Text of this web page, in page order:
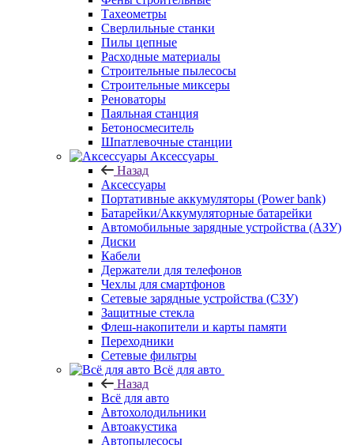
Тахеометры
Сверлильные станки
Пилы цепные
Расходные материалы
Строительные пылесосы
Строительные миксеры
Реноваторы
Паяльная станция
Бетоносмеситель
Шпатлевочные станции
Аксессуары
Назад
Аксессуары
Портативные аккумуляторы (Power bank)
Батарейки/Аккумуляторные батарейки
Автомобильные зарядные устройства (АЗУ)
Диски
Кабели
Держатели для телефонов
Чехлы для смартфонов
Сетевые зарядные устройства (СЗУ)
Защитные стекла
Флеш-накопители и карты памяти
Переходники
Сетевые фильтры
Всё для авто
Назад
Всё для авто
Автохолодильники
Автоакустика
Автопылесосы